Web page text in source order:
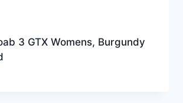
3 GTX Womens, Burgundy